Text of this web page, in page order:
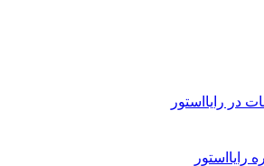
در رایااستور